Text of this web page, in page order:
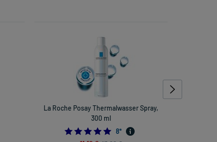
La Roche Posay Thermalwasser Spray,
300 ml
5.0
8*